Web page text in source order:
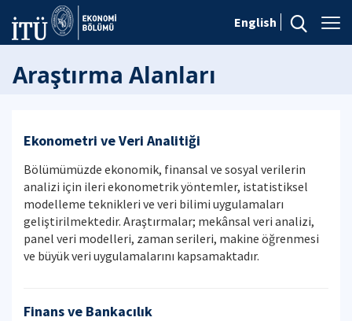
English
Araştırma Alanları
Ekonometri ve Veri Analitiği
Bölümümüzde ekonomik, finansal ve sosyal verilerin
analizi için ileri ekonometrik yöntemler, istatistiksel
modelleme teknikleri ve veri bilimi uygulamaları
geliştirilmektedir. Araştırmalar; mekânsal veri analizi,
panel veri modelleri, zaman serileri, makine öğrenmesi
ve büyük veri uygulamalarını kapsamaktadır.
Finans ve Bankacılık